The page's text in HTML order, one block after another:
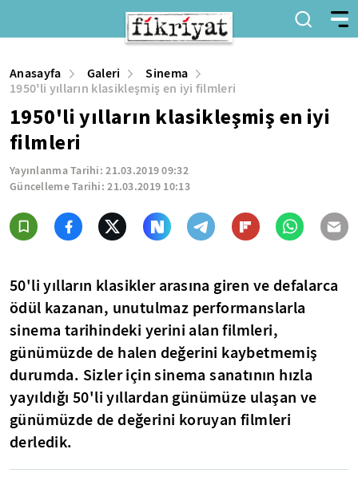
Anasayfa Galeri
Sinema
1950'li yılların klasikleşmiş en iyi filmleri
1950'li yılların klasikleşmiş en iyi
filmleri
Yayınlanma Tarihi:21.03.2019 09:32
Güncelleme Tarihi:21.03.2019 10:13
50'li yılların klasikler arasına giren ve defalarca
ödül kazanan, unutulmaz performanslarla
sinema tarihindeki yerini alan filmleri,
günümüzde de halen değerini kaybetmemiş
durumda. Sizler için sinema sanatının hızla
yayıldığı 50'li yıllardan günümüze ulaşan ve
günümüzde de değerini koruyan filmleri
derledik.